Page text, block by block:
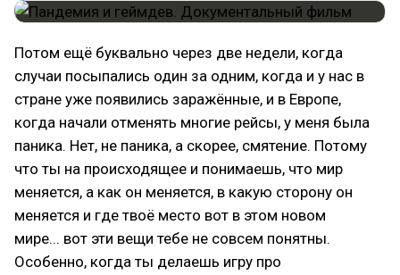
Потом ещё буквально через две недели, когда
случаи посыпались один за одним, когда и у нас в
стране уже появились заражённые, и в Европе,
когда начали отменять многие рейсы, у меня была
паника. Нет, не паника, а скорее, смятение. Потому
что ты на происходящее и понимаешь, что мир
меняется, а как он меняется, в какую сторону он
меняется и где твоё место вот в этом новом
мире... вот эти вещи тебе не совсем понятны.
Особенно, когда ты делаешь игру про